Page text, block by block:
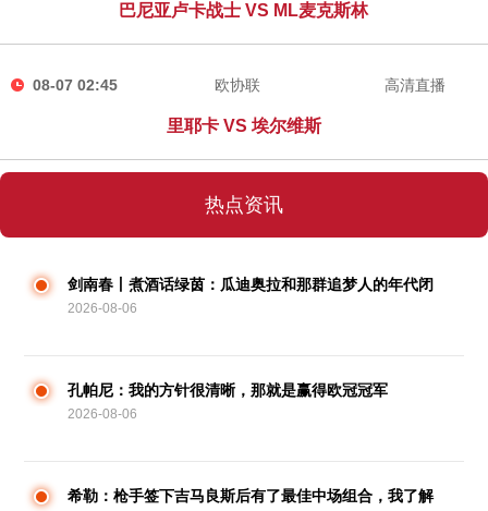
巴尼亚卢卡战士 VS ML麦克斯林
08-07 02:45 欧协联
里耶卡 VS 埃尔维斯
高清直播
热点资讯
剑南春丨煮酒话绿茵：瓜迪奥拉和那群追梦人的年代闭
幕
2026-08-06
孔帕尼：我的方针很清晰，那就是赢得欧冠冠军
2026-08-06
希勒：枪手签下吉马良斯后有了最佳中场组合，我了解